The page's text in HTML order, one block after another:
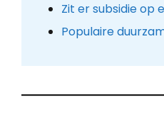
Zit er subsidie op
Populaire